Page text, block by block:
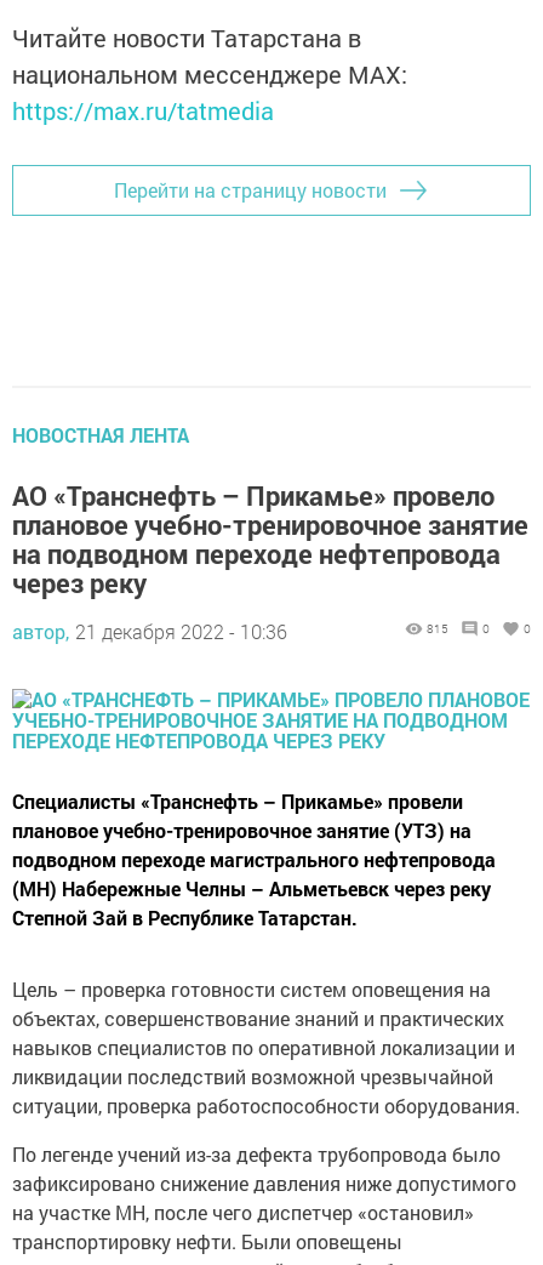
Читайте новости Татарстана в
национальном мессенджере MАХ:
https://max.ru/tatmedia
Перейти на страницу новости
НОВОСТНАЯ ЛЕНТА
АО «Транснефть – Прикамье» провело
плановое учебно-тренировочное занятие
на подводном переходе нефтепровода
через реку
автор, 21 декабря 2022 - 10:36 815 0 0
Специалисты «Транснефть – Прикамье» провели
плановое учебно-тренировочное занятие (УТЗ) на
подводном переходе магистрального нефтепровода
(МН) Набережные Челны – Альметьевск через реку
Степной Зай в Республике Татарстан.
Цель – проверка готовности систем оповещения на
объектах, совершенствование знаний и практических
навыков специалистов по оперативной локализации и
ликвидации последствий возможной чрезвычайной
ситуации, проверка работоспособности оборудования.
По легенде учений из-за дефекта трубопровода было
зафиксировано снижение давления ниже допустимого
на участке МН, после чего диспетчер «остановил»
транспортировку нефти. Были оповещены